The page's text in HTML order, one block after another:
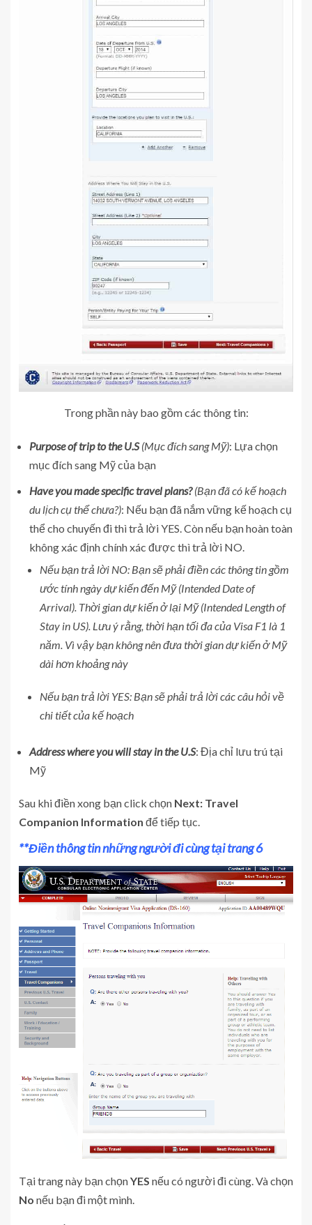
Trong phần này bao gồm các thông tin:
Purpose of trip to the U.S (Mục đích sang Mỹ): Lựa chọn
mục đích sang Mỹ của bạn
Have you made specific travel plans?(Bạn đã có kế hoạch
du lịch cụ thể chưa?): Nếu bạn đã nắm vững kế hoạch cụ
thể cho chuyến đi thì trả lời YES. Còn nếu bạn hoàn toàn
không xác định chính xác được thì trả lời NO.
Nếu bạn trả lời NO: Bạn sẽ phải điền các thông tin gồm
ước tính ngày dự kiến đến Mỹ (Intended Date of
Arrival). Thời gian dự kiến ở lại Mỹ (Intended Length of
Stay in US). Lưu ý rằng, thời hạn tối đa của Visa F1 là 1
năm. Vì vậy bạn không nên đưa thời gian dự kiến ở Mỹ
dài hơn khoảng này
Nếu bạn trả lời YES: Bạn sẽ phải trả lời các câu hỏi về
chi tiết của kế hoạch
Address where you will stay in the U.S: Địa chỉ lưu trú tại
Mỹ
Sau khi điền xong bạn click chọn Next: Travel
Companion Information để tiếp tục.
**Điền thông tin những người đi cùng tại trang 6
Tại trang này bạn chọnYES nếu có người đi cùng. Và chọn
No nếu bạn đi một mình.